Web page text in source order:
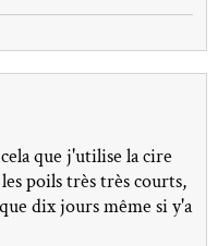
que j'utilise la cire
poils très très courts,
dix jours même si y'a